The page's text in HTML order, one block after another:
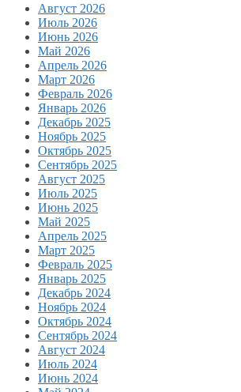
Август 2026
Июль 2026
Июнь 2026
Май 2026
Апрель 2026
Март 2026
Февраль 2026
Январь 2026
Декабрь 2025
Ноябрь 2025
Октябрь 2025
Сентябрь 2025
Август 2025
Июль 2025
Июнь 2025
Май 2025
Апрель 2025
Март 2025
Февраль 2025
Январь 2025
Декабрь 2024
Ноябрь 2024
Октябрь 2024
Сентябрь 2024
Август 2024
Июль 2024
Июнь 2024